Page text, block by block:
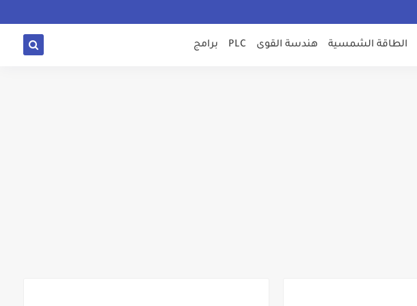
الطاقة الشمسية هندسة القوى PLC برامج